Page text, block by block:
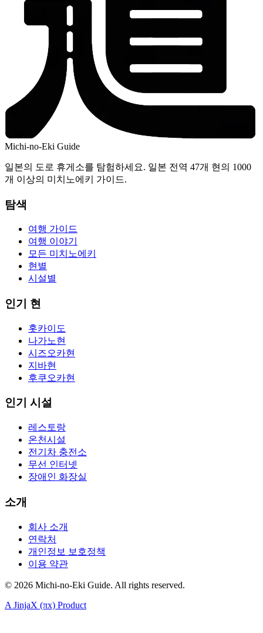
Michi-no-Eki Guide
일본의 도로 휴게소를 탐험하세요. 일본 전역 47개 현의 1000
개 이상의 미치노에키 가이드.
탐색
여행 가이드
여행 이야기
모든 미치노에키
현별
시설별
인기 현
홋카이도
나가노현
시즈오카현
지바현
후쿠오카현
인기 시설
레스토랑
온천시설
전기차 충전소
무선 인터넷
장애인 화장실
소개
회사 소개
연락처
개인정보 보호정책
이용 약관
© 2026 Michi-no-Eki Guide. All rights reserved.
A JinjaX (πx) Product